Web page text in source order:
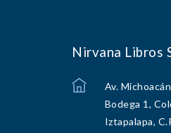
Nirvana Libros
Av.
Bodega 1,
Iztapalapa,